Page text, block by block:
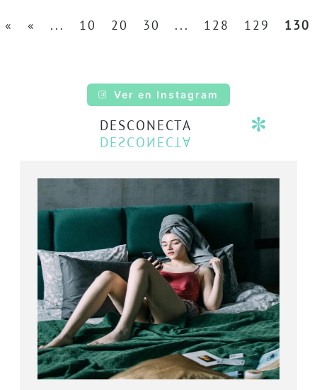
« « ... 10 20 30 ... 128 129 130
Ver en Instagram
DESCONECTA